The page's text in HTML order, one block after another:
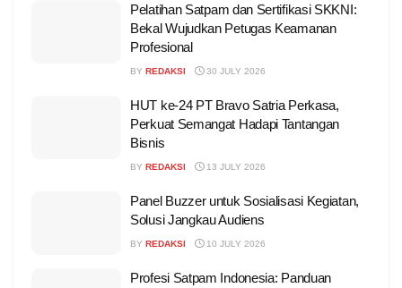
Pelatihan Satpam dan Sertifikasi SKKNI:
Bekal Wujudkan Petugas Keamanan
Profesional
BY REDAKSI 30 JULY 2026
HUT ke-24 PT Bravo Satria Perkasa,
Perkuat Semangat Hadapi Tantangan
Bisnis
BY REDAKSI 13 JULY 2026
Panel Buzzer untuk Sosialisasi Kegiatan,
Solusi Jangkau Audiens
BY REDAKSI 10 JULY 2026
Profesi Satpam Indonesia: Panduan